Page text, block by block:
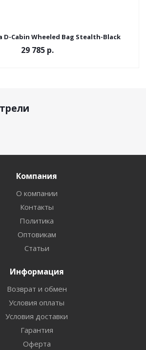
D-Cabin Wheeled Bag Stealth-Black
29 785р.
Компания
О компании
Контакты
Политика
Оптовикам
Статьи
Информация
Возврат и обмен
Условия оплаты
Условия доставки
Гарантия
Оферта